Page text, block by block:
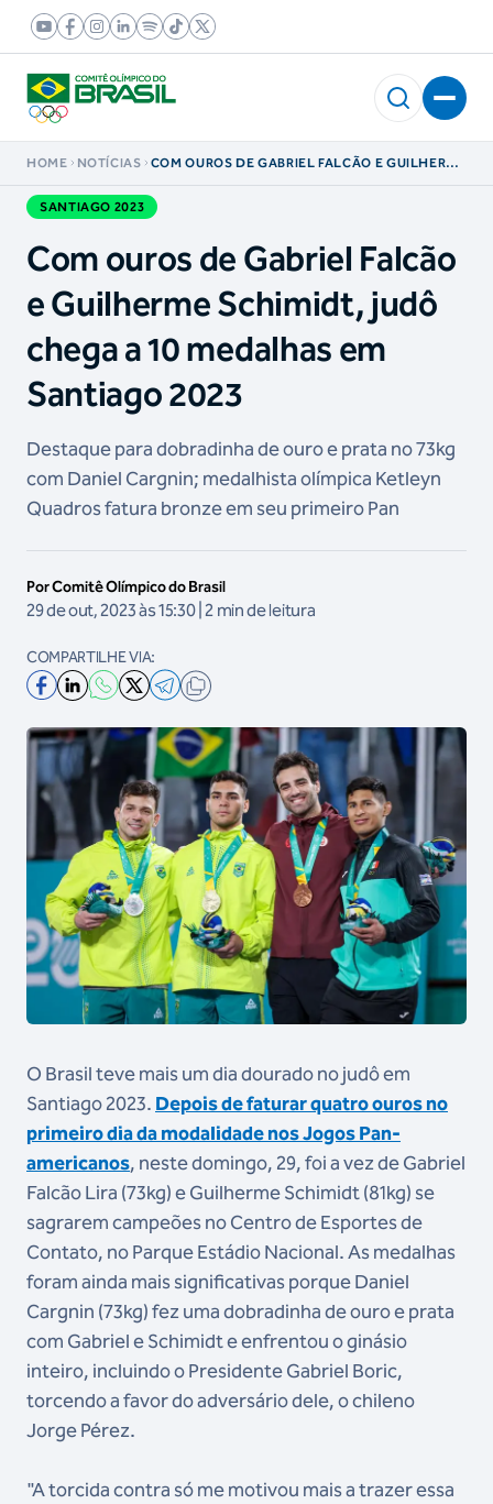
HOME NOTÍCIAS
COM OUROS DE GABRIEL FALCÃO E GUILHERME
SANTIAGO 2023
SANTIAGO 2023
Com ouros de Gabriel Falcão
e Guilherme Schimidt, judô
chega a 10 medalhas em
Santiago 2023
Destaque para dobradinha de ouro e prata no 73kg
com Daniel Cargnin; medalhista olímpica Ketleyn
Quadros fatura bronze em seu primeiro Pan
Por Comitê Olímpico do Brasil
29 de out, 2023 às 15:30 | 2 min de leitura
COMPARTILHE VIA:
O Brasil teve mais um dia dourado no judô em
Santiago 2023. Depois de faturar quatro ouros no
primeiro dia da modalidade nos Jogos Pan-
americanos, neste domingo, 29, foi a vez de Gabriel
Falcão Lira (73kg) e Guilherme Schimidt (81kg) se
sagrarem campeões no Centro de Esportes de
Contato, no Parque Estádio Nacional. As medalhas
foram ainda mais significativas porque Daniel
Cargnin (73kg) fez uma dobradinha de ouro e prata
com Gabriel e Schimidt e enfrentou o ginásio
inteiro, incluindo o Presidente Gabriel Boric,
torcendo a favor do adversário dele, o chileno
Jorge Pérez.
"A torcida contra só me motivou mais a trazer essa